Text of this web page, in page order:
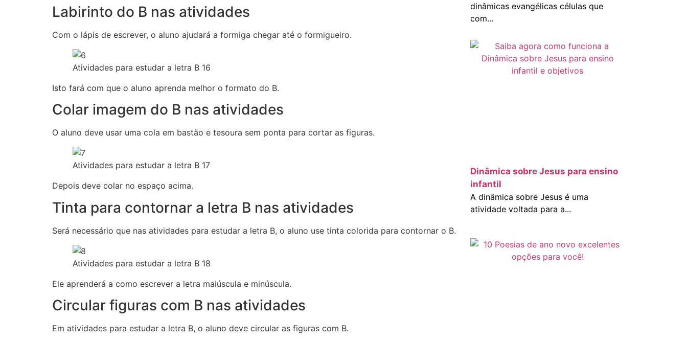
Labirinto do B nas atividades
Com o lápis de escrever, o aluno ajudará a formiga chegar até o formigueiro.
Atividades para estudar a letra B 16
Isto fará com que o aluno aprenda melhor o formato do B.
Colar imagem do B nas atividades
O aluno deve usar uma cola em bastão e tesoura sem ponta para cortar as figuras.
Atividades para estudar a letra B 17
Depois deve colar no espaço acima.
Tinta para contornar a letra B nas atividades
Será necessário que nas atividades para estudar a letra B, o aluno use tinta colorida para contornar o B.
Atividades para estudar a letra B 18
Ele aprenderá a como escrever a letra maiúscula e minúscula.
Circular figuras com B nas atividades
Em atividades para estudar a letra B, o aluno deve circular as figuras com B.
dinâmicas evangélicas células que
com...
Dinâmica sobre Jesus para ensino
infantil
A dinâmica sobre Jesus é uma
atividade voltada para a...